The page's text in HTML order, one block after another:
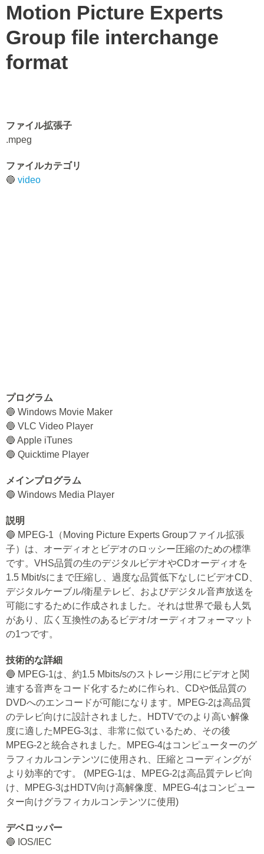
Motion Picture Experts
Group file interchange
format
ファイル拡張子
.mpeg
ファイルカテゴリ
🔵 video
プログラム
🔵 Windows Movie Maker
🔵 VLC Video Player
🔵 Apple iTunes
🔵 Quicktime Player
メインプログラム
🔵 Windows Media Player
説明
🔵 MPEG-1（Moving Picture Experts Groupファイル拡張
子）は、オーディオとビデオのロッシー圧縮のための標準
です。VHS品質の生のデジタルビデオやCDオーディオを
1.5 Mbit/sにまで圧縮し、過度な品質低下なしにビデオCD、
デジタルケーブル/衛星テレビ、およびデジタル音声放送を
可能にするために作成されました。それは世界で最も人気
があり、広く互換性のあるビデオ/オーディオフォーマット
の1つです。
技術的な詳細
🔵 MPEG-1は、約1.5 Mbits/sのストレージ用にビデオと関
連する音声をコード化するために作られ、CDや低品質の
DVDへのエンコードが可能になります。MPEG-2は高品質
のテレビ向けに設計されました。HDTVでのより高い解像
度に適したMPEG-3は、非常に似ているため、その後
MPEG-2と統合されました。MPEG-4はコンピューターのグ
ラフィカルコンテンツに使用され、圧縮とコーディングが
より効率的です。 (MPEG-1は、MPEG-2は高品質テレビ向
け、MPEG-3はHDTV向け高解像度、MPEG-4はコンピュー
ター向けグラフィカルコンテンツに使用)
デベロッパー
🔵 IOS/IEC